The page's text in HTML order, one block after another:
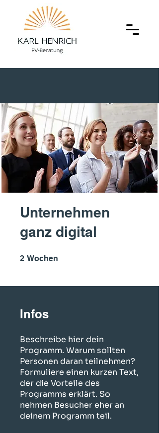
Unternehmen
ganz digital
2 Wochen
Infos
Beschreibe hier dein
Programm. Warum sollten
Personen daran teilnehmen?
Formuliere einen kurzen Text,
der die Vorteile des
Programms erklärt. So
nehmen Besucher eher an
deinem Programm teil.